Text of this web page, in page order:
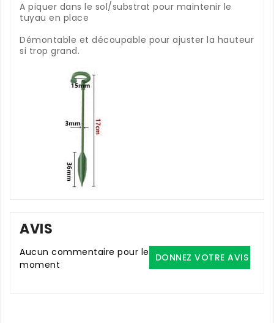
A piquer dans le sol/substrat pour maintenir le
tuyau en place
Démontable et découpable pour ajuster la hauteur
si trop grand.
AVIS
DONNEZ VOTRE AVIS
Aucun commentaire pour le
moment